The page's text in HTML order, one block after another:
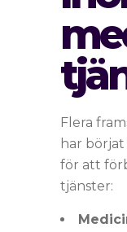
Flera
har
för att
tjänster: